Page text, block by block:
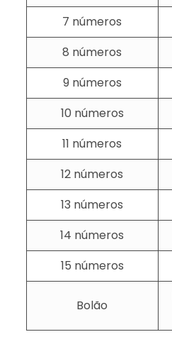
7 números
8 números
9 números
10 números
11 números
12 números
13 números
14 números
15 números
Bolão